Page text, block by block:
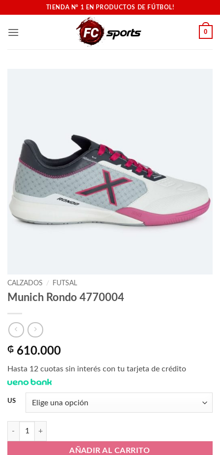
contenido
TIENDA N° 1 EN PRODUCTOS DE FÚTBOL!
0
CALZADOS / FUTSAL
Munich Rondo 4770004
₲ 610.000
Hasta 12 cuotas sin interés con tu tarjeta de crédito
US
Munich Rondo 4770004 cantidad
AÑADIR AL CARRITO